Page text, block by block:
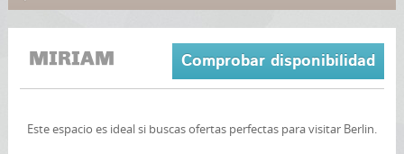
MIRIAM Comprobar disponibilidad
Este espacio es ideal si buscas ofertas perfectas para visitar Berlin.